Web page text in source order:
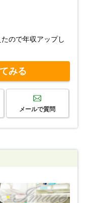
ので年収アップし
みる
メールで質問